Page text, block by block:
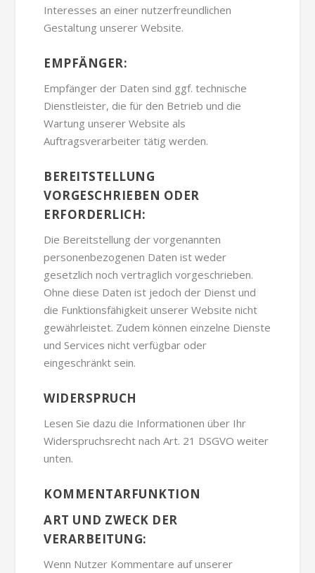
Interesses an einer nutzerfreundlichen
Gestaltung unserer Website.
EMPFÄNGER:
Empfänger der Daten sind ggf. technische
Dienstleister, die für den Betrieb und die
Wartung unserer Website als
Auftragsverarbeiter tätig werden.
BEREITSTELLUNG
VORGESCHRIEBEN ODER
ERFORDERLICH:
Die Bereitstellung der vorgenannten
personenbezogenen Daten ist weder
gesetzlich noch vertraglich vorgeschrieben.
Ohne diese Daten ist jedoch der Dienst und
die Funktionsfähigkeit unserer Website nicht
gewährleistet. Zudem können einzelne Dienste
und Services nicht verfügbar oder
eingeschränkt sein.
WIDERSPRUCH
Lesen Sie dazu die Informationen über Ihr
Widerspruchsrecht nach Art. 21 DSGVO weiter
unten.
KOMMENTARFUNKTION
ART UND ZWECK DER
VERARBEITUNG:
Wenn Nutzer Kommentare auf unserer